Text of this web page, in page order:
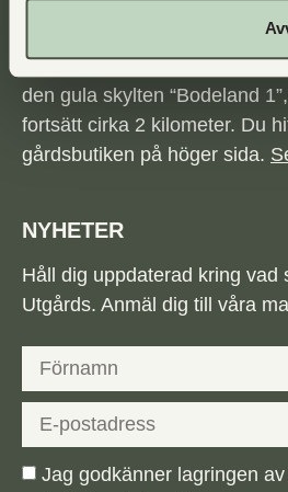
Utgårds ligger några minuter
Kör i riktning mot Fjällbacka/
den gula skylten “Bodeland
fortsätt cirka 2 kilometer. Du
gårdsbutiken på höger sida.
NYHETER
Håll dig uppdaterad kring vad
Utgårds. Anmäl dig till våra
Jag godkänner lagringen